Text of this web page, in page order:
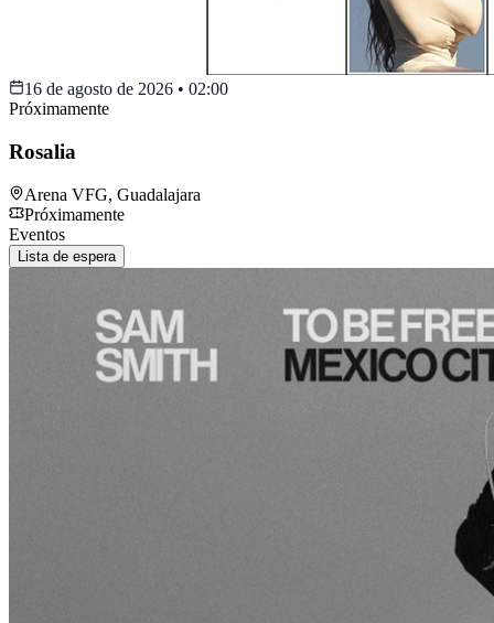
16 de agosto de 2026 • 02:00
Próximamente
Rosalia
Arena VFG, Guadalajara
Próximamente
Eventos
Lista de espera